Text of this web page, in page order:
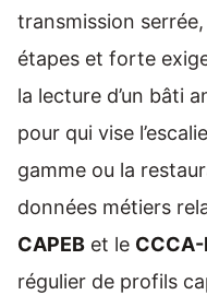
transmission
étapes et forte
la lecture d’un bâti
pour qui vise
gamme ou la
données métiers
CAPEB et le CCCA-
régulier de profils